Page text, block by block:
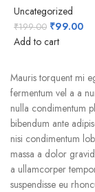
Uncategorized
₹199.00 Original
price
₹199.00.
₹99.00
Add to cart
Mauris torquent mi
fermentum vel a a
nulla condimentum
bibendum ante
nisi condimentum
massa a dolor
a ullamcorper
suspendisse eu